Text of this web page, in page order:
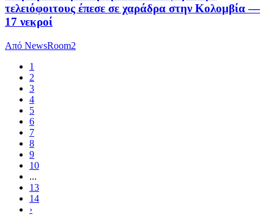
τελειόφοιτους έπεσε σε χαράδρα στην Κολομβία —
17 νεκροί
Από NewsRoom2
1
2
3
4
5
6
7
8
9
10
...
13
14
›